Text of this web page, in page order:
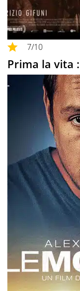
7/10
Prima la vita